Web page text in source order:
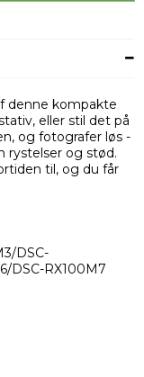
denne kompakte
eller stil det på
og fotografer løs -
rystelser og stød.
til, og du får
DSC-
DSC-RX100M7